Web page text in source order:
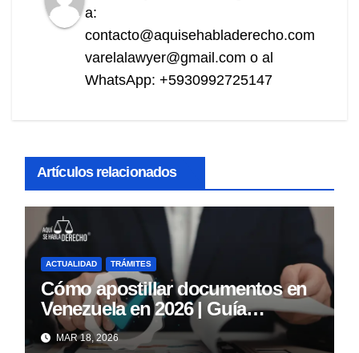
a:
contacto@aquisehabladerecho.com
varelalawyer@gmail.com o al
WhatsApp: +5930992725147
Artículos relacionados
ACTUALIDAD TRÁMITES
Cómo apostillar documentos en
Venezuela en 2026 | Guía
completa paso a paso
MAR 18, 2026